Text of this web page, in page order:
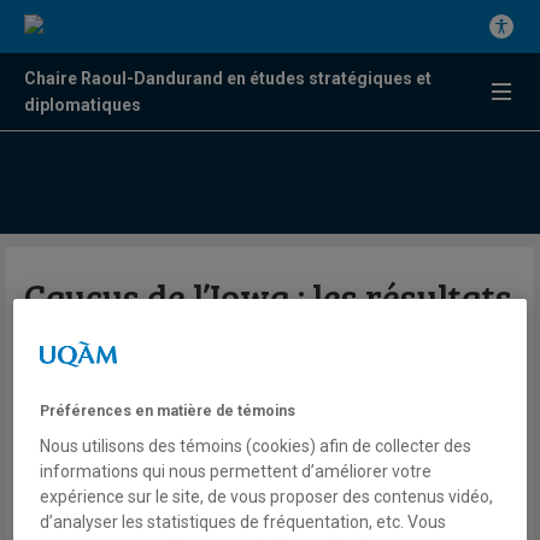
Chaire Raoul-Dandurand en études stratégiques et
diplomatiques
Caucus de l’Iowa : les résultats
en direct
Lundi 3 février, à 20h30
Préférences en matière de témoins
Nous utilisons des témoins (cookies) afin de collecter des
informations qui nous permettent d’améliorer votre
expérience sur le site, de vous proposer des contenus vidéo,
d’analyser les statistiques de fréquentation, etc. Vous